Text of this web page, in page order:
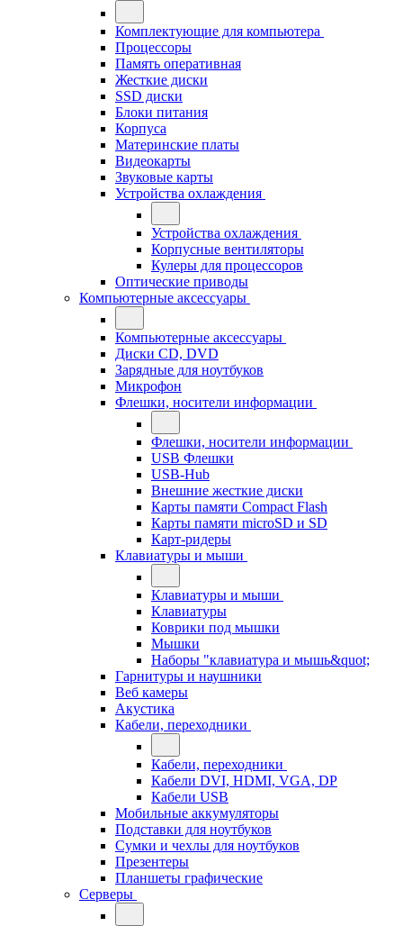
Комплектующие для компьютера
Процессоры
Память оперативная
Жесткие диски
SSD диски
Блоки питания
Корпуса
Материнские платы
Видеокарты
Звуковые карты
Устройства охлаждения
Устройства охлаждения
Корпусные вентиляторы
Кулеры для процессоров
Оптические приводы
Компьютерные аксессуары
Компьютерные аксессуары
Диски CD, DVD
Зарядные для ноутбуков
Микрофон
Флешки, носители информации
Флешки, носители информации
USB Флешки
USB-Hub
Внешние жесткие диски
Карты памяти Compact Flash
Карты памяти microSD и SD
Карт-ридеры
Клавиатуры и мыши
Клавиатуры и мыши
Клавиатуры
Коврики под мышки
Мышки
Наборы "клавиатура и мышь&quot;
Гарнитуры и наушники
Веб камеры
Акустика
Кабели, переходники
Кабели, переходники
Кабели DVI, HDMI, VGA, DP
Кабели USB
Мобильные аккумуляторы
Подставки для ноутбуков
Сумки и чехлы для ноутбуков
Презентеры
Планшеты графические
Серверы